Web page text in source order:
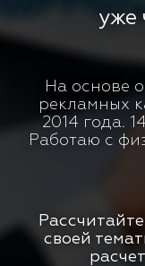
уже
На основе
рекламных
2014 года.
Работаю с
своей